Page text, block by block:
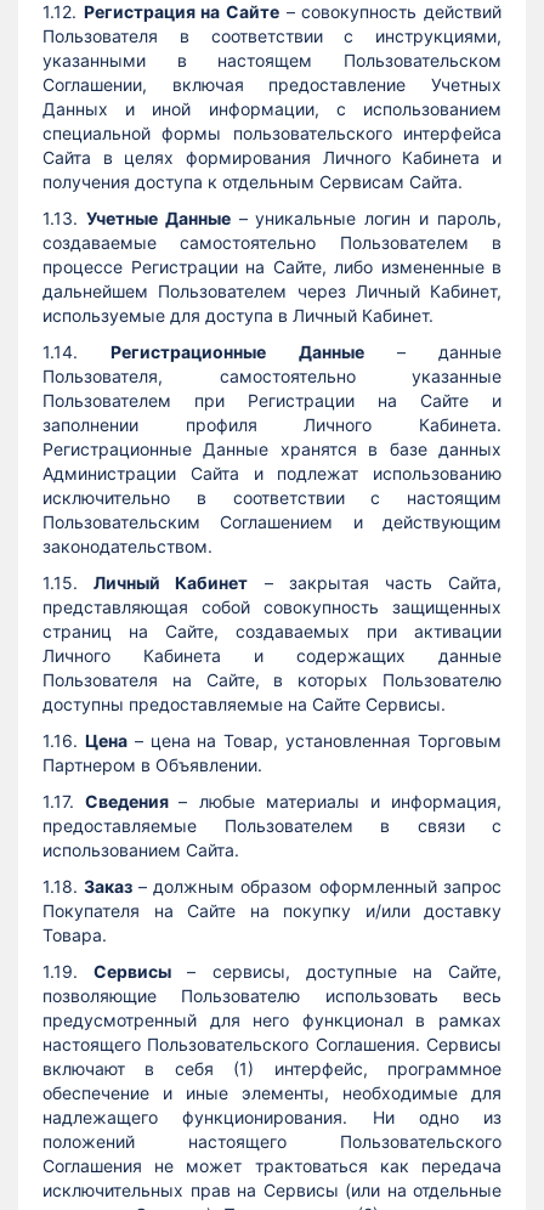
1.12. Регистрация на Сайте – совокупность действий
Пользователя в соответствии с инструкциями,
указанными в настоящем Пользовательском
Соглашении, включая предоставление Учетных
Данных и иной информации, с использованием
специальной формы пользовательского интерфейса
Сайта в целях формирования Личного Кабинета и
получения доступа к отдельным Сервисам Сайта.
1.13. Учетные Данные– уникальные логин и пароль,
создаваемые самостоятельно Пользователем в
процессе Регистрации на Сайте, либо измененные в
дальнейшем Пользователем через Личный Кабинет,
используемые для доступа в Личный Кабинет.
1.14.Регистрационные Данные– данные
Пользователя, самостоятельно указанные
Пользователем при Регистрации на Сайте и
заполнении профиля Личного Кабинета.
Регистрационные Данные хранятся в базе данных
Администрации Сайта и подлежат использованию
исключительно в соответствии с настоящим
Пользовательским Соглашением и действующим
законодательством.
1.15.Личный Кабинет – закрытая часть Сайта,
представляющая собой совокупность защищенных
страниц на Cайте, создаваемых при активации
Личного Кабинета и содержащих данные
Пользователя на Сайте, в которых Пользователю
доступны предоставляемые на Сайте Сервисы.
1.16. Цена– цена на Товар, установленная Торговым
Партнером в Объявлении.
1.17.Сведения– любые материалы и информация,
предоставляемые Пользователем в связи с
использованием Сайта.
1.18.Заказ – должным образом оформленный запрос
Покупателя на Сайте на покупку и/или доставку
Товара.
1.19.Сервисы – сервисы, доступные на Сайте,
позволяющие Пользователю использовать весь
предусмотренный для него функционал в рамках
настоящего Пользовательского Соглашения. Сервисы
включают в себя (1) интерфейс, программное
обеспечение и иные элементы, необходимые для
надлежащего функционирования. Ни одно из
положений настоящего Пользовательского
Соглашения не может трактоваться как передача
исключительных прав на Сервисы (или на отдельные